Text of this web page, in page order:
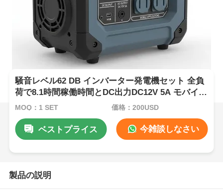
騒音レベル62 DB インバーター発電機セット 全負
荷で8.1時間稼働時間とDC出力DC12V 5A モバイル
アプリケーション用電源
MOQ：1 SET 価格：200USD
ベストプライス 今雑談しなさい
製品の説明